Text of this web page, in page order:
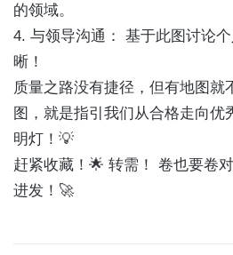
的领域。
4. 与领导沟通： 基于此图讨论
晰！
质量之路没有捷径，但有地图就
图，就是指引我们从合格走向优
明灯！💡
赶紧收藏！🌟 转需！ 卷也要卷
进发！🚀